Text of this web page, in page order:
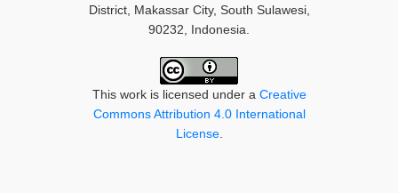
District, Makassar City, South Sulawesi,
90232, Indonesia.
This work is licensed under a Creative
Commons Attribution 4.0 International
License.